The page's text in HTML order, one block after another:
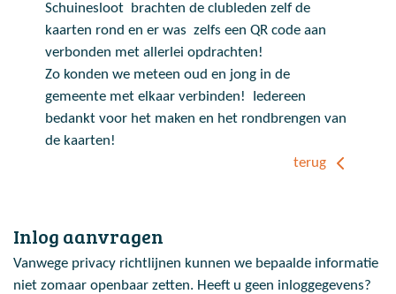
Schuinesloot brachten de clubleden zelf de
kaarten rond en er was zelfs een QR code aan
verbonden met allerlei opdrachten!
Zo konden we meteen oud en jong in de
gemeente met elkaar verbinden! Iedereen
bedankt voor het maken en het rondbrengen van
de kaarten!
terug
Inlog aanvragen
Vanwege privacy richtlijnen kunnen we bepaalde informatie
niet zomaar openbaar zetten. Heeft u geen inloggegevens?